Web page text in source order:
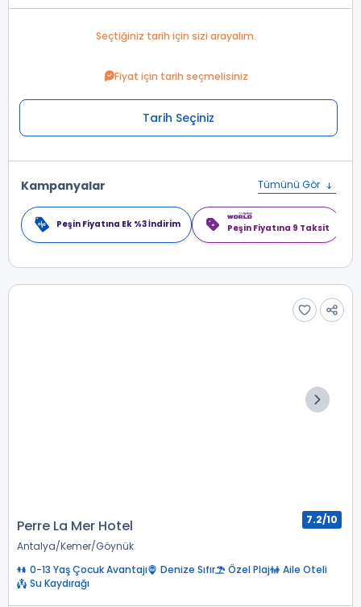
Seçtiğiniz tarih için sizi arayalım.
Fiyat için tarih seçmelisiniz
Tarih Seçiniz
Kampanyalar Tümünü Gör
Peşin Fiyatına Ek %3 İndirim Peşin Fiyatına 9 Taksit
Perre La Mer Hotel
Antalya Kemer Göynük
7.2/10
0-13 Yaş Çocuk Avantajı Denize Sıfır Özel Plaj
Aile Oteli
Su Kaydırağı